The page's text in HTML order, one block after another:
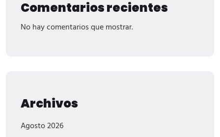
Comentarios recientes
No hay comentarios que mostrar.
Archivos
Agosto 2026